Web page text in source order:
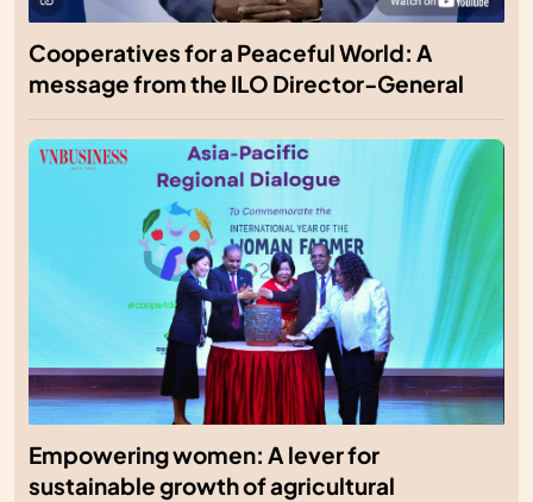
Cooperatives for a Peaceful World: A
message from the ILO Director-General
Empowering women: A lever for
sustainable growth of agricultural